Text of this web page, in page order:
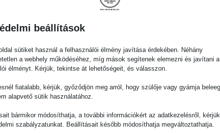
Gyors szállítás
Házhozszállítás vagy
automata 1-2 munkanap
alatt
Vadász utca 8/b
Hétfőtől Péntekig 09-17
beállítások
sütiket használ a felhasználói élmény javítása érdekében. Néhány
a webhely működéséhez, míg mások segítenek elemezni és javítani a
élményt. Kérjük, tekintse át lehetőségeit, és válasszon.
fiatalabb, kérjük, győződjön meg arról, hogy szülője vagy gyámja
alapvető sütik használatához.
bármikor módosíthatja, a további információkért az adatkezelésről,
szabályzatunkat. Beállításait később módosíthatja megváltoztathatja.